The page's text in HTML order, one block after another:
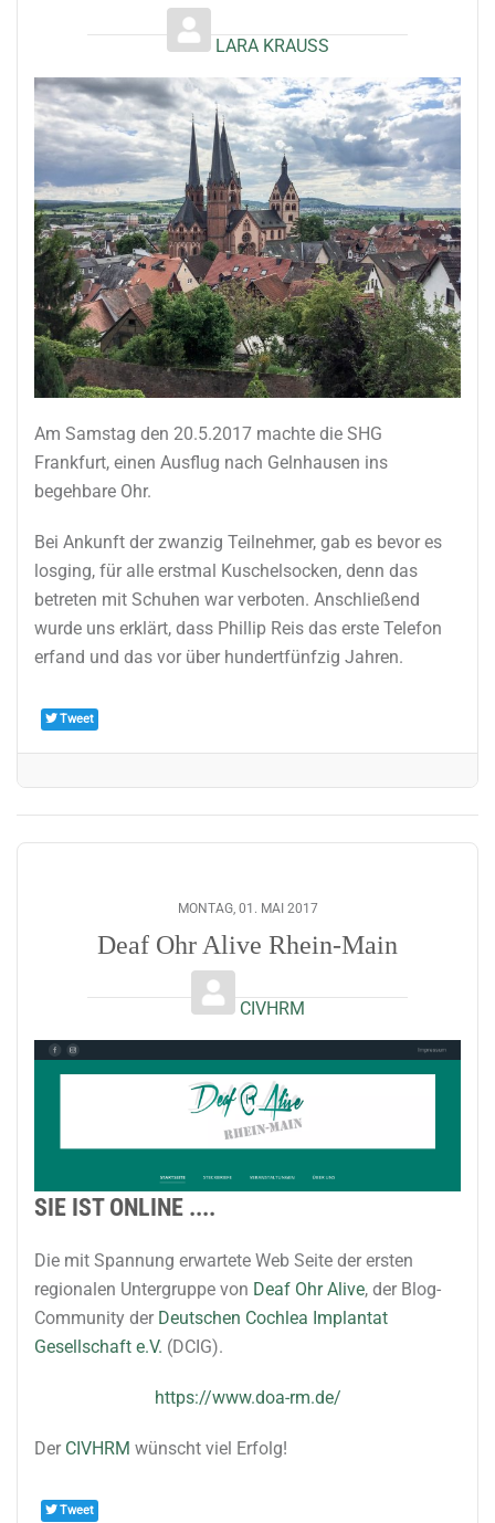
LARA KRAUSS
Am Samstag den 20.5.2017 machte die SHG
Frankfurt, einen Ausflug nach Gelnhausen ins
begehbare Ohr.
Bei Ankunft der zwanzig Teilnehmer, gab es bevor es
losging, für alle erstmal Kuschelsocken, denn das
betreten mit Schuhen war verboten. Anschließend
wurde uns erklärt, dass Phillip Reis das erste Telefon
erfand und das vor über hundertfünfzig Jahren.
Tweet
MONTAG, 01. MAI 2017
Deaf Ohr Alive Rhein-Main
CIVHRM
SIE IST ONLINE ....
Die mit Spannung erwartete Web Seite der ersten
regionalen Untergruppe von Deaf Ohr Alive, der Blog-
Community der Deutschen Cochlea Implantat
Gesellschaft e.V. (DCIG).
https://www.doa-rm.de/
Der CIVHRM wünscht viel Erfolg!
Tweet